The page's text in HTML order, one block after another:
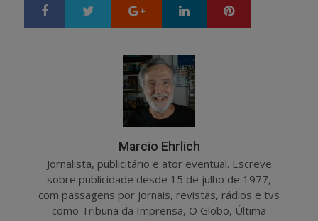
Google+ LinkedIn
Marcio Ehrlich
Jornalista, publicitário e ator eventual. Escreve
sobre publicidade desde 15 de julho de 1977,
com passagens por jornais, revistas, rádios e tvs
como Tribuna da Imprensa, O Globo, Última